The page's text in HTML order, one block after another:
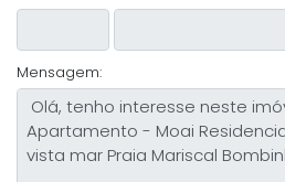
Mensagem: